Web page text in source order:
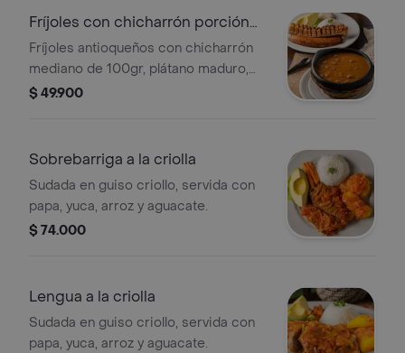
Fríjoles con chicharrón porción
reducida
Fríjoles antioqueños con chicharrón
mediano de 100gr, plátano maduro,
arroz, arepa y aguacate. (foto de
$ 49.900
Sobrebarriga a la criolla
Sudada en guiso criollo, servida con
papa, yuca, arroz y aguacate.
$ 74.000
Lengua a la criolla
Sudada en guiso criollo, servida con
papa, yuca, arroz y aguacate.